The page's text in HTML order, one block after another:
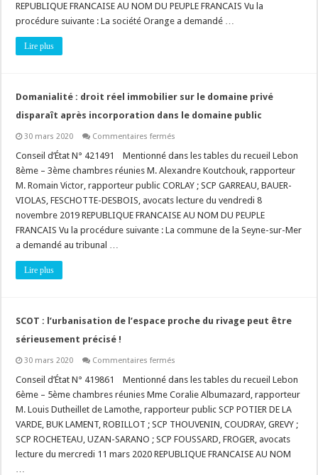
sont
les
?
REPUBLIQUE FRANCAISE AU NOM DU PEUPLE FRANCAIS Vu la
procédure suivante : La société Orange a demandé …
Lire plus
Domanialité : droit réel immobilier sur le domaine privé
disparaît après incorporation dans le domaine public
30 mars 2020 Commentaires fermés
:
réel
immobilier
sur
le
privé
disparaît
Conseil d’État N° 421491 Mentionné dans les tables du recueil Lebon
8ème – 3ème chambres réunies M. Alexandre Koutchouk, rapporteur
M. Romain Victor, rapporteur public CORLAY ; SCP GARREAU, BAUER-
VIOLAS, FESCHOTTE-DESBOIS, avocats lecture du vendredi 8
novembre 2019 REPUBLIQUE FRANCAISE AU NOM DU PEUPLE
FRANCAIS Vu la procédure suivante : La commune de la Seyne-sur-Mer
a demandé au tribunal …
Lire plus
SCOT : l’urbanisation de l’espace proche du rivage peut être
sérieusement précisé !
30 mars 2020 Commentaires fermés
:
de
l’espace
proche
du
peut
être
sérieusement
Conseil d’État N° 419861 Mentionné dans les tables du recueil Lebon
6ème – 5ème chambres réunies Mme Coralie Albumazard, rapporteur
M. Louis Dutheillet de Lamothe, rapporteur public SCP POTIER DE LA
VARDE, BUK LAMENT, ROBILLOT ; SCP THOUVENIN, COUDRAY, GREVY ;
SCP ROCHETEAU, UZAN-SARANO ; SCP FOUSSARD, FROGER, avocats
lecture du mercredi 11 mars 2020 REPUBLIQUE FRANCAISE AU NOM
…